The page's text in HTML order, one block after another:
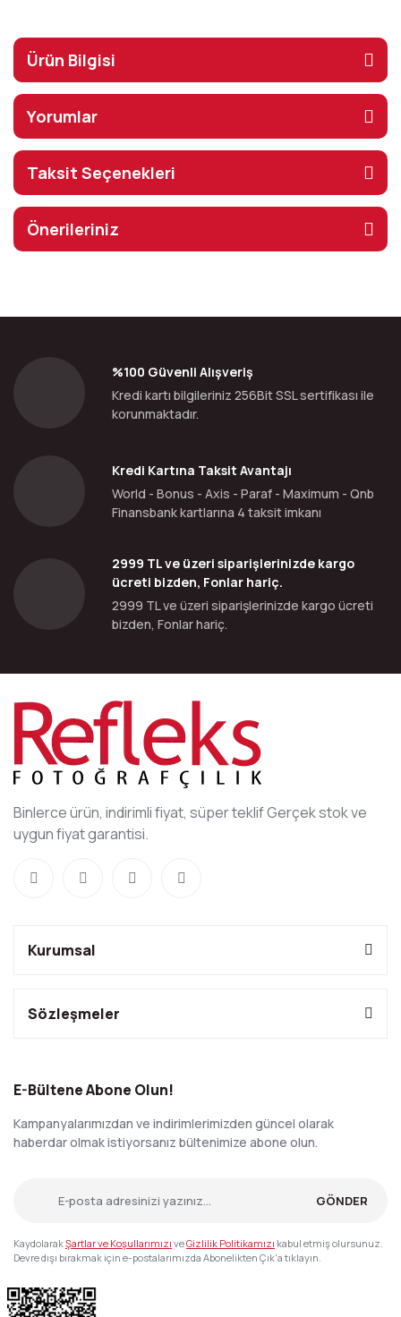
Ürün Bilgisi
Yorumlar
Taksit Seçenekleri
Önerileriniz
%100 Güvenli Alışveriş
Kredi kartı bilgileriniz 256Bit SSL sertifikası ile
korunmaktadır.
Kredi Kartına Taksit Avantajı
World - Bonus - Axis - Paraf - Maximum - Qnb
Finansbank kartlarına 4 taksit imkanı
2999 TL ve üzeri siparişlerinizde kargo
ücreti bizden, Fonlar hariç.
2999 TL ve üzeri siparişlerinizde kargo ücreti
bizden, Fonlar hariç.
Binlerce ürün, indirimli fiyat, süper teklif Gerçek stok ve
uygun fiyat garantisi.
Kurumsal
Sözleşmeler
E-Bültene Abone Olun!
Kampanyalarımızdan ve indirimlerimizden güncel olarak
haberdar olmak istiyorsanız bültenimize abone olun.
GÖNDER
KaydolarakŞartlar ve Koşullarımızı veGizlilik Politikamızı kabul etmiş olursunuz.
Devre dışı bırakmak için e-postalarımızda Abonelikten Çık'a tıklayın.